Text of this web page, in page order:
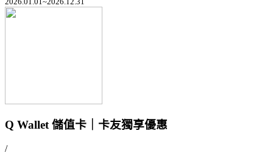
Q Wallet 儲值卡｜卡友獨享優惠
/